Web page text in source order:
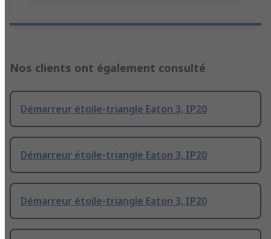
Nos clients ont également consulté
Démarreur étoile-triangle Eaton 3, IP20
Démarreur étoile-triangle Eaton 3, IP20
Démarreur étoile-triangle Eaton 3, IP20